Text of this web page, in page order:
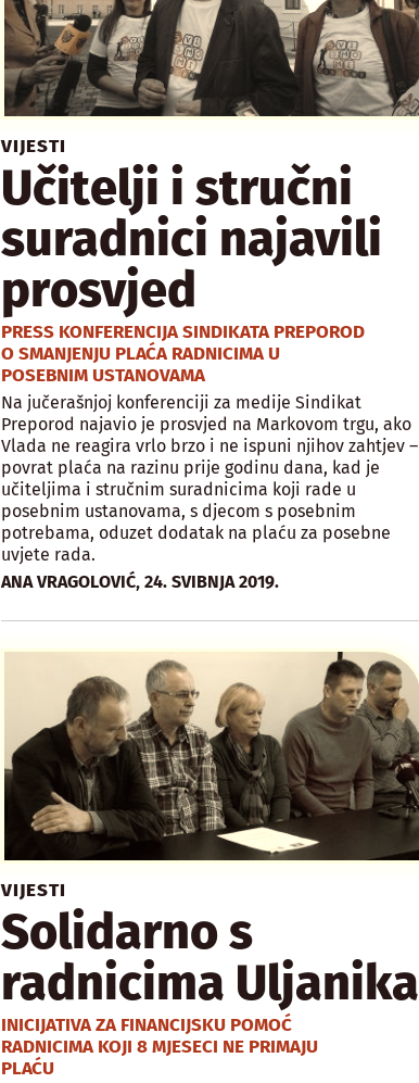
VIJESTI
Učitelji i stručni
suradnici najavili
prosvjed
PRESS KONFERENCIJA SINDIKATA PREPOROD
O SMANJENJU PLAĆA RADNICIMA U
POSEBNIM USTANOVAMA
Na jučerašnjoj konferenciji za medije Sindikat
Preporod najavio je prosvjed na Markovom trgu, ako
Vlada ne reagira vrlo brzo i ne ispuni njihov zahtjev –
povrat plaća na razinu prije godinu dana, kad je
učiteljima i stručnim suradnicima koji rade u
posebnim ustanovama, s djecom s posebnim
potrebama, oduzet dodatak na plaću za posebne
uvjete rada.
ANA VRAGOLOVIĆ,24. SVIBNJA 2019.
VIJESTI
Solidarno s
radnicima Uljanika
INICIJATIVA ZA FINANCIJSKU POMOĆ
RADNICIMA KOJI 8 MJESECI NE PRIMAJU
PLAĆU